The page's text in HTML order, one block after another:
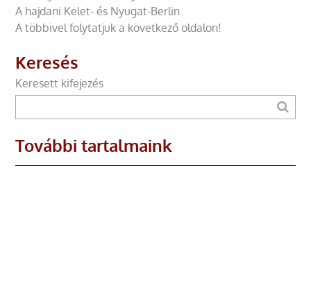
A hajdani Kelet- és Nyugat-Berlin
A többivel folytatjuk a következő oldalon!
Keresés
Keresett kifejezés
További tartalmaink